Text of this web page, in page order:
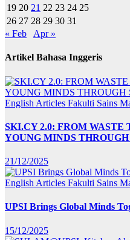
19 20 21 22 23 24 25
26 27 28 29 30 31
« Feb
Apr »
Artikel Bahasa Inggeris
English Articles Fakulti Sains
SKI.CY 2.0: FROM
YOUNG MINDS
21/12/2025
English Articles Fakulti Sains
UPSI Brings Global Minds
15/12/2025